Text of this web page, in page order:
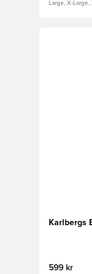
Large, X-
Öppnar
Karlbergs
599 kr